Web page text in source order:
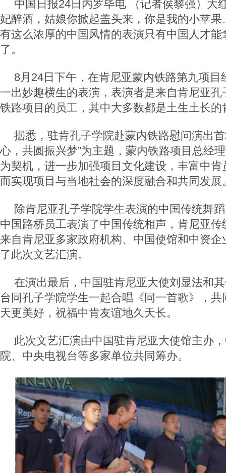
中国日报24日内罗毕电 （记者侯黎强）大
妃醉酒，姑娘你掀起盖头来，你是我的小苹
有这么浓厚的中国风情的表演只有中国人才
了。
8月24日下午，在肯尼亚蒙内铁路第九项目
一出妙趣横生的表演，表演者是来自肯尼亚
铁路项目的员工，其中大多数都是土生土长的
据悉，驻肯孔子学院赴蒙内铁路慰问演出
心，共圆振兴梦”为主题，蒙内铁路项目总经
为契机，进一步加强项目文化建设，丰富中
而实现项目与当地社会的深度融合和共同发展
除肯尼亚孔子学院学生表演的中国传统舞
中国路桥员工表演了中国传统相声，肯尼亚
来自肯尼亚多家政府机构、中国使馆和中资
了此次文艺汇演。
在演出最后，中国驻肯尼亚大使刘显法和
台同孔子学院学生一起合唱《同一首歌》，
天更美好，祝福中肯友谊地久天长。
此次文艺汇演由中国驻肯尼亚大使馆主办
院、中央电视台等多家单位共同筹办。